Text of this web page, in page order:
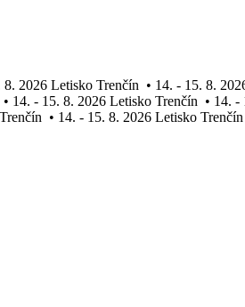
8. 2026 Letisko Trenčín • 14. - 15. 8.
• 14. - 15. 8. 2026 Letisko Trenčín • 14. -
• 14. - 15. 8. 2026 Letisko Trenčín